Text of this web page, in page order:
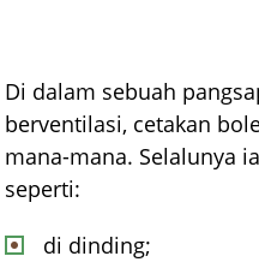
Di dalam sebuah
berventilasi, cetakan
mana-mana. Selalunya
seperti:
di dinding;